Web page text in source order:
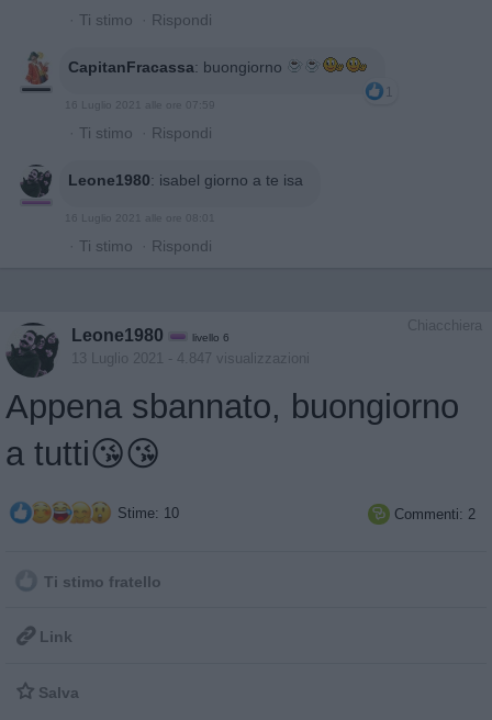
· Ti stimo · Rispondi
CapitanFracassa: buongiorno
1
16 Luglio 2021 alle ore 07:59
· Ti stimo · Rispondi
Leone1980: isabel giorno a te isa
· Ti stimo · Rispondi
Chiacchiera
Leone1980 livello 6
13 Luglio 2021 - 4.847 visualizzazioni
Appena sbannato, buongiorno
a tutti😘😘
Stime: 10  Commenti: 2
Ti stimo fratello
 Link
 Salva